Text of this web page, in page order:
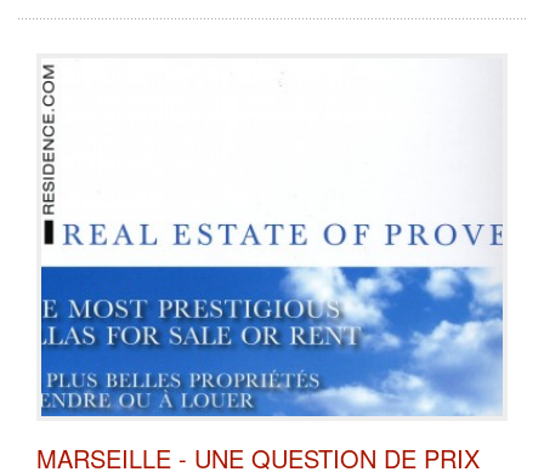
MARSEILLE - UNE QUESTION DE PRIX